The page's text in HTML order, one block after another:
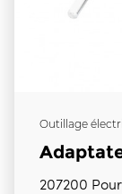
Outillage
207200